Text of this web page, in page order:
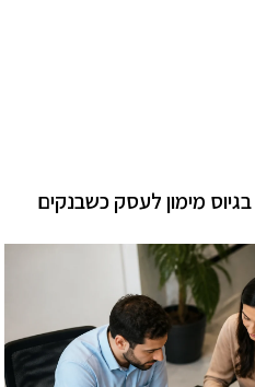
מימון לעסק כשבנקים